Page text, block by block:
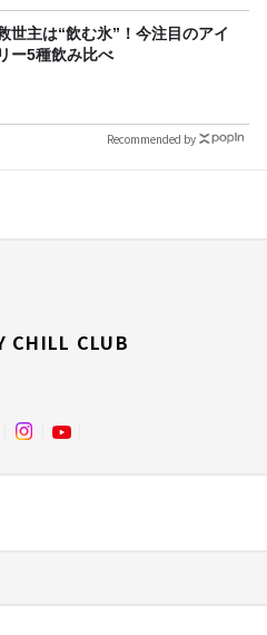
世主は“飲む氷”！今注目のアイ
ー5種飲み比べ
Recommended by
CHILL CLUB